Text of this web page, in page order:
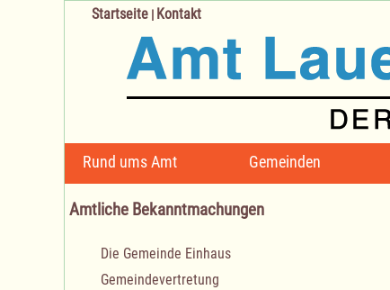
Navigation
überspringen
Rund ums Amt Gemeinden
Startseite | Kontakt
Amtliche Bekanntmachungen
Navigation
überspringen
Die Gemeinde Einhaus
Gemeindevertretung